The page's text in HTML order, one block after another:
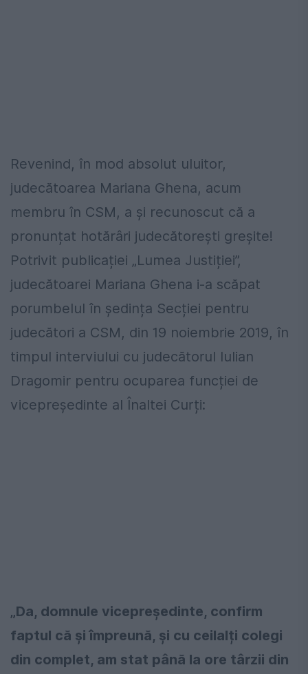
Revenind, în mod absolut uluitor,
judecătoarea Mariana Ghena, acum
membru în CSM, a și recunoscut că a
pronunțat hotărâri judecătorești greșite!
Potrivit publicației „Lumea Justiției”,
judecătoarei Mariana Ghena i-a scăpat
porumbelul în ședința Secției pentru
judecători a CSM, din 19 noiembrie 2019, în
timpul interviului cu judecătorul Iulian
Dragomir pentru ocuparea funcției de
vicepreședinte al Înaltei Curți:
„Da, domnule vicepreședinte, confirm
faptul că și împreună, și cu ceilalți colegi
din complet, am stat până la ore târzii din